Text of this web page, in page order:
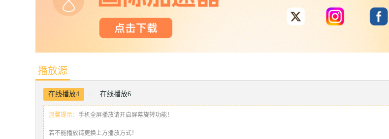
播放源
在线播放4 在线播放6
温馨提示： 手机全屏播放请开启屏幕旋转功能！
若不能播放请更换上方播放方式！